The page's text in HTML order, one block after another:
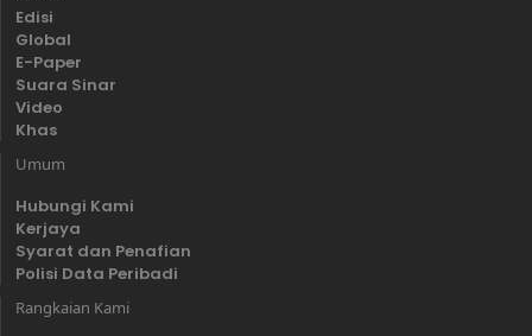
Edisi
Global
E-Paper
Suara Sinar
Video
Khas
Umum
Hubungi Kami
Kerjaya
Syarat dan Penafian
Polisi Data Peribadi
Rangkaian Kami